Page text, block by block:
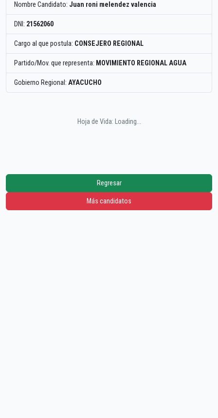
Nombre Candidato: Juan roni melendez valencia
DNI: 21562060
Cargo al que postula: CONSEJERO REGIONAL
Partido/Mov. que representa: MOVIMIENTO REGIONAL AGUA
Gobierno Regional: AYACUCHO
Hoja de Vida: Loading...
Regresar
Más candidatos